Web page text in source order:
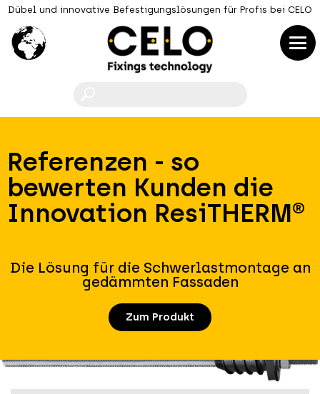
Dübel und innovative Befestigungslösungen für Profis bei CELO
Referenzen - so
bewerten Kunden die
Innovation ResiTHERM®
Die Lösung für die Schwerlastmontage an
gedämmten Fassaden
Zum Produkt